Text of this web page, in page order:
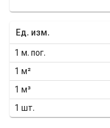
Ед. изм.
1 м. пог.
1 м²
1 м³
1 шт.